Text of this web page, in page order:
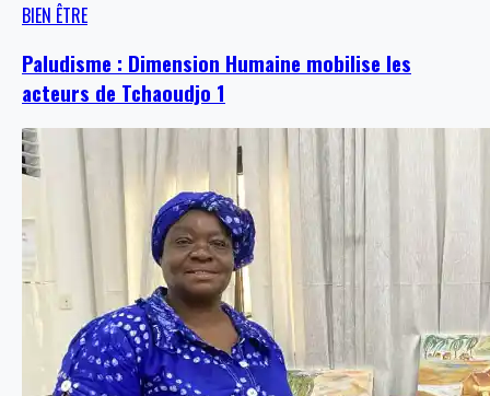
BIEN ÊTRE
Paludisme : Dimension Humaine mobilise les
acteurs de Tchaoudjo 1